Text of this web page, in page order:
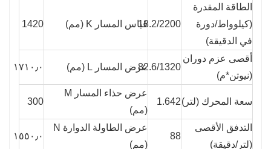
الطاقة المقدرة
(كيلوواط/دورة
في الدقيقة)
18.2/2200قياس المسار K (مم) 1420
أقصى عزم دوران
(نيوتن*م)
82.6/1320عرض المسار L (مم) ١٧١٠٫٠
سعة المحرك (لتر)1.642
عرض حذاء المسار M
(مم)
300
التدفق الأقصى
(لتر/دقيقة)
88
عرض الطاولة الدوارة N
(مم)
١٥٥٠٫٠